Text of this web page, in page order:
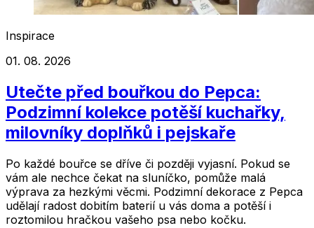
Inspirace
01. 08. 2026
Utečte před bouřkou do Pepca:
Podzimní kolekce potěší kuchařky,
milovníky doplňků i pejskaře
Po každé bouřce se dříve či později vyjasní. Pokud se
vám ale nechce čekat na sluníčko, pomůže malá
výprava za hezkými věcmi. Podzimní dekorace z Pepca
udělají radost dobitím baterií u vás doma a potěší i
roztomilou hračkou vašeho psa nebo kočku.